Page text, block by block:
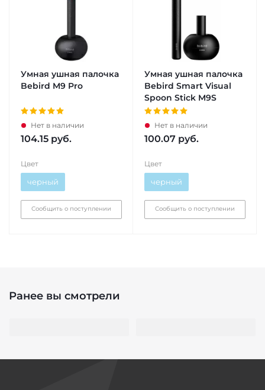
Умная ушная палочка
Bebird M9 Pro
Нет в наличии
104.15 руб.
Цвет
черный
Сообщить о поступлении
Умная ушная палочка
Bebird Smart Visual
Spoon Stick M9S
Нет в наличии
100.07 руб.
Цвет
черный
Сообщить о поступлении
Ранее вы смотрели